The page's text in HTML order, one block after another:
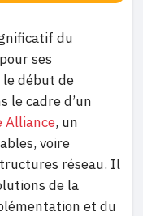
du
ses
le début de
le cadre d’un
Alliance, un
voire
réseau. Il
de la
et du